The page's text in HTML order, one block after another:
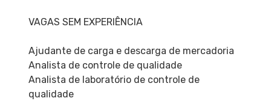
VAGAS SEM EXPERIÊNCIA
Ajudante de carga e descarga de mercadoria
Analista de controle de qualidade
Analista de laboratório de controle de
qualidade